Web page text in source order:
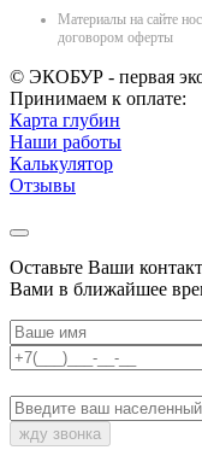
Материалы на сайте
договором оферты
© ЭКОБУР - первая
Принимаем к оплате:
Карта глубин
Наши работы
Калькулятор
Отзывы
Оставьте Ваши
Вами в ближайшее
жду звонка